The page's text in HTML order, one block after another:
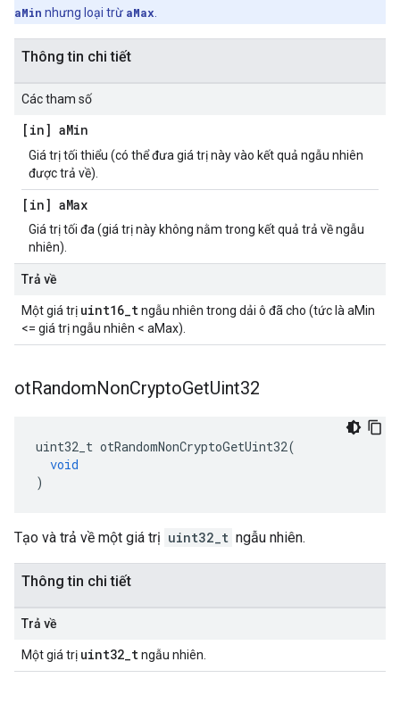
aMin nhưng loại trừ aMax
Thông tin chi tiết
Các tham số
[in] aMin
Giá trị tối thiểu (có thể đưa giá trị này vào kết quả ngẫu nhiên
được trả về).
[in] aMax
Giá trị tối đa (giá trị này không nằm trong kết quả trả về ngẫu
nhiên).
Trả về
Một giá trị uint16_tngẫu nhiên trong dải ô đã cho (tức là aMin
<= giá trị ngẫu nhiên < aMax).
otRandomNonCryptoGetUint32
uint32_t otRandomNonCryptoGetUint32(
void
)
Tạo và trả về một giá trị uint32_t ngẫu nhiên.
Thông tin chi tiết
Trả về
Một giá trị uint32_tngẫu nhiên.